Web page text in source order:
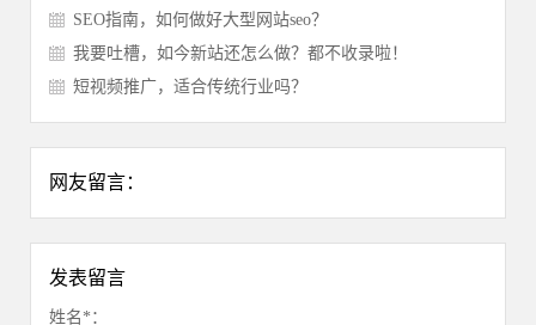
SEO指南，如何做好大型网站seo？
我要吐槽，如今新站还怎么做？都不收录啦！
短视频推广，适合传统行业吗？
网友留言：
发表留言
姓名*：